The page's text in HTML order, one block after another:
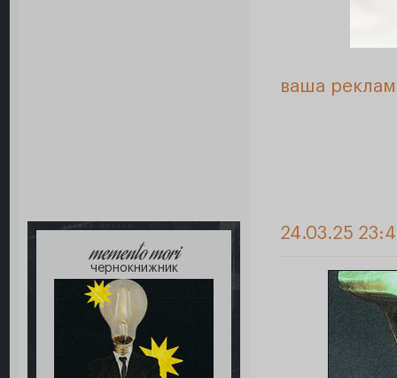
ваша
memento mori
чернокнижник
24.03.25